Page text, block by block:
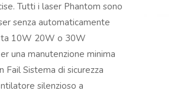
Tutti i laser Phantom sono
senza automaticamente
10W 20W o 30W
una manutenzione minima
Fail Sistema di sicurezza
silenzioso a